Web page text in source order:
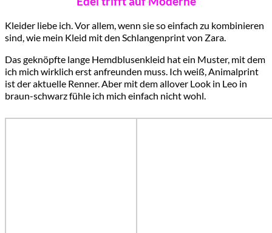
Kleider liebe ich. Vor allem, wenn sie so einfach zu kombinieren
sind, wie mein Kleid mit den Schlangenprint von Zara.
Das geknöpfte lange Hemdblusenkleid hat ein Muster, mit dem
ich mich wirklich erst anfreunden muss. Ich weiß, Animalprint
ist der aktuelle Renner. Aber mit dem allover Look in Leo in
braun-schwarz fühle ich mich einfach nicht wohl.